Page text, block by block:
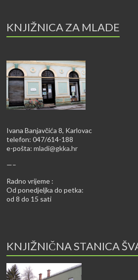
KNJIŽNICA ZA MLADE
Ivana Banjavčića 8, Karlovac
telefon: 047/614-188
e-pošta:mladi@gkka.hr
—–
Radno vrijeme :
Od ponedjeljka do petka:
od 8 do 15 sati
KNJIŽNIČNA STANICA